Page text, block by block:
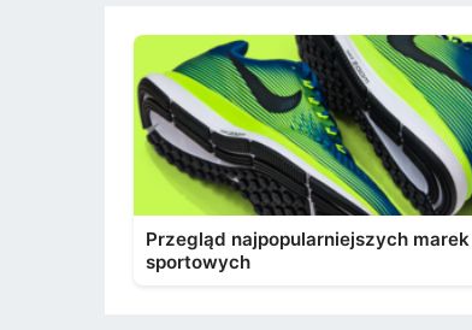
Przegląd najpopularniejszych
sportowych